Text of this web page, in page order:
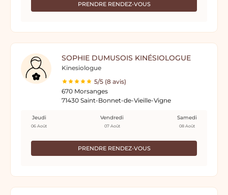
PRENDRE RENDEZ-VOUS
SOPHIE DUMUSOIS KINÉSIOLOGUE
Kinesiologue
5/5 (8 avis)
670 Morsanges
71430 Saint-Bonnet-de-Vieille-Vigne
PRENDRE RENDEZ-VOUS
Jeudi
06 Août
Vendredi
07 Août
Samedi
08 Août